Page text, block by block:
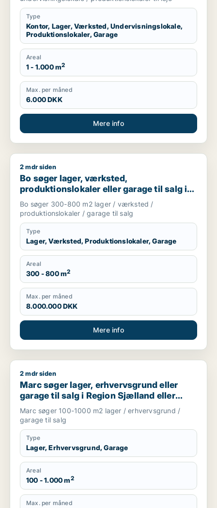
Type
Kontor, Lager, Værksted, Undervisningslokale,
Produktionslokaler, Garage
Areal
1 - 1.000 m2
Max. per måned
6.000 DKK
Mere info
Bo søger lager, værksted, produktionslokaler eller garage
2 mdr siden
Bo søger lager, værksted,
produktionslokaler eller garage til salg i
Nordsjælland
Bo søger 300-800 m2 lager / værksted /
produktionslokaler / garage til salg
Type
Lager, Værksted, Produktionslokaler, Garage
Areal
300 - 800 m2
Max. per måned
8.000.000 DKK
Mere info
Marc søger lager, erhvervsgrund eller garage til salg i
2 mdr siden
Marc søger lager, erhvervsgrund eller
garage til salg i Region Sjælland eller
Nordsjælland
Marc søger 100-1000 m2 lager / erhvervsgrund /
garage til salg
Type
Lager, Erhvervsgrund, Garage
Areal
100 - 1.000 m2
Max. per måned